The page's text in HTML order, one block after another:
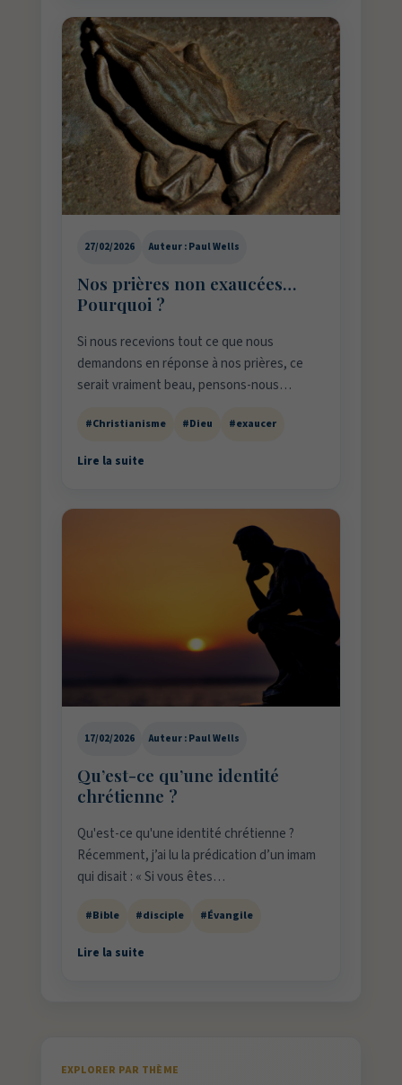
27/02/2026 Auteur : Paul Wells
Nos prières non exaucées…
Pourquoi ?
Si nous recevions tout ce que nous
demandons en réponse à nos prières, ce
serait vraiment beau, pensons-nous…
#Christianisme #Dieu #exaucer
Lire la suite
17/02/2026 Auteur : Paul Wells
Qu’est-ce qu’une identité
chrétienne ?
Qu'est-ce qu'une identité chrétienne ?
Récemment, j’ai lu la prédication d’un imam
qui disait : « Si vous êtes…
#Bible #disciple #Évangile
Lire la suite
EXPLORER PAR THÈME